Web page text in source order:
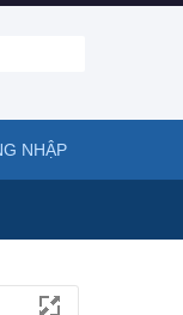
NHẬP